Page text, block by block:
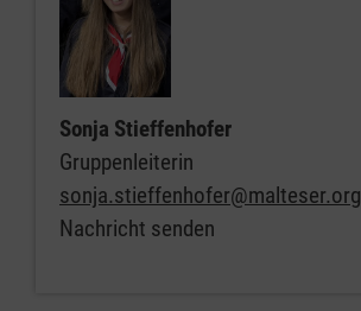
Sonja Stieffenhofer
Gruppenleiterin
sonja.stieffenhofer@malteser.org
Nachricht senden